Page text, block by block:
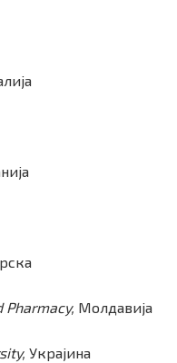
Молдавија
Украјина